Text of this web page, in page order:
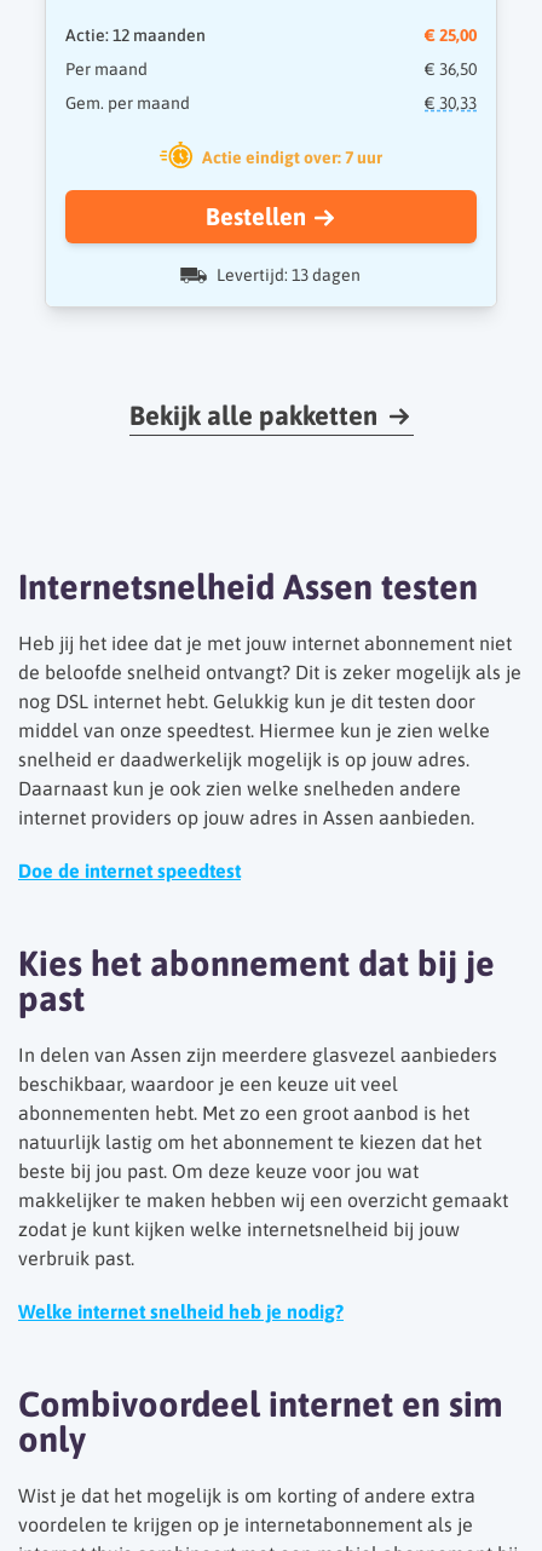
Actie: 12 maanden
€ 25,00
Per maand
€ 36,50
Gem. per maand
€ 30,33
Actie eindigt over: 7 uur
Bestellen
Levertijd: 13 dagen
Bekijk alle pakketten
Internetsnelheid Assen testen
Heb jij het idee dat je met jouw internet abonnement niet
de beloofde snelheid ontvangt? Dit is zeker mogelijk als je
nog DSL internet hebt. Gelukkig kun je dit testen door
middel van onze speedtest. Hiermee kun je zien welke
snelheid er daadwerkelijk mogelijk is op jouw adres.
Daarnaast kun je ook zien welke snelheden andere
internet providers op jouw adres in Assen aanbieden.
Doe de internet speedtest
Kies het abonnement dat bij je
past
In delen van Assen zijn meerdere glasvezel aanbieders
beschikbaar, waardoor je een keuze uit veel
abonnementen hebt. Met zo een groot aanbod is het
natuurlijk lastig om het abonnement te kiezen dat het
beste bij jou past. Om deze keuze voor jou wat
makkelijker te maken hebben wij een overzicht gemaakt
zodat je kunt kijken welke internetsnelheid bij jouw
verbruik past.
Welke internet snelheid heb je nodig?
Combivoordeel internet en sim
only
Wist je dat het mogelijk is om korting of andere extra
voordelen te krijgen op je internetabonnement als je